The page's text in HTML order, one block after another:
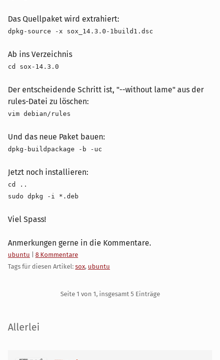
Das Quellpaket wird extrahiert:
dpkg-source -x sox_14.3.0-1build1.dsc
Ab ins Verzeichnis
cd sox-14.3.0
Der entscheidende Schritt ist, "--without lame" aus der
rules-Datei zu löschen:
vim debian/rules
Und das neue Paket bauen:
dpkg-buildpackage -b -uc
Jetzt noch installieren:
cd ..
sudo dpkg -i *.deb
Viel Spass!
Anmerkungen gerne in die Kommentare.
Kategorien:
ubuntu
8 Kommentare
Tags für diesen Artikel: sox, ubuntu
Seite 1 von 1, insgesamt 5 Einträge
Seitenleiste
Allerlei